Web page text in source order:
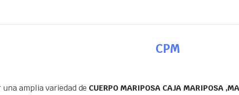
CPM
amplia variedad de CUERPO MARIPOSA CAJA MARIPOSA